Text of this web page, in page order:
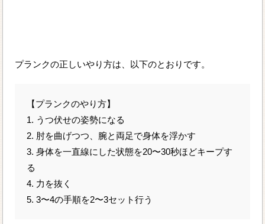
プランクの正しいやり方は、以下のとおりです。
【プランクのやり方】
1. うつ伏せの姿勢になる
2. 肘を曲げつつ、腕と両足で身体を浮かす
3. 身体を一直線にした状態を20〜30秒ほどキープす
る
4. 力を抜く
5. 3〜4の手順を2〜3セット行う